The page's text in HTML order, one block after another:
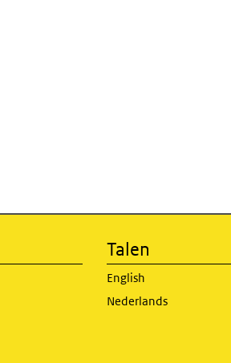
Talen
English
Nederlands